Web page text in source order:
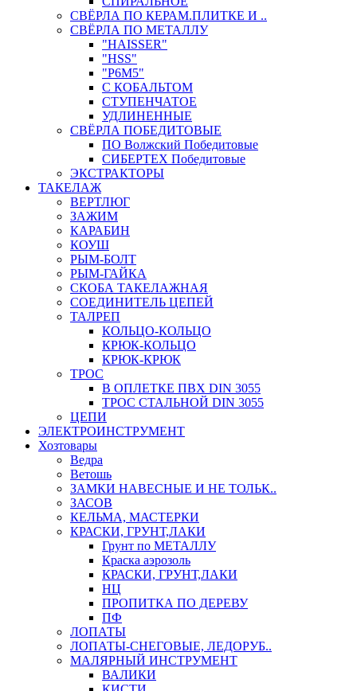
СВЁРЛА ПО КЕРАМ.ПЛИТКЕ И ..
СВЁРЛА ПО МЕТАЛЛУ
"HAISSER"
"HSS"
"Р6М5"
С КОБАЛЬТОМ
СТУПЕНЧАТОЕ
УДЛИНЕННЫЕ
СВЁРЛА ПОБЕДИТОВЫЕ
ПО Волжский Победитовые
СИБЕРТЕХ Победитовые
ЭКСТРАКТОРЫ
ТАКЕЛАЖ
ВЕРТЛЮГ
ЗАЖИМ
КАРАБИН
КОУШ
РЫМ-БОЛТ
РЫМ-ГАЙКА
СКОБА ТАКЕЛАЖНАЯ
СОЕДИНИТЕЛЬ ЦЕПЕЙ
ТАЛРЕП
КОЛЬЦО-КОЛЬЦО
КРЮК-КОЛЬЦО
КРЮК-КРЮК
ТРОС
В ОПЛЕТКЕ ПВХ DIN 3055
ТРОС СТАЛЬНОЙ DIN 3055
ЦЕПИ
ЭЛЕКТРОИНСТРУМЕНТ
Хозтовары
Ведра
Ветошь
ЗАМКИ НАВЕСНЫЕ И НЕ ТОЛЬК..
ЗАСОВ
КЕЛЬМА, МАСТЕРКИ
КРАСКИ, ГРУНТ,ЛАКИ
Грунт по МЕТАЛЛУ
Краска аэрозоль
КРАСКИ, ГРУНТ,ЛАКИ
НЦ
ПРОПИТКА ПО ДЕРЕВУ
ПФ
ЛОПАТЫ
ЛОПАТЫ-СНЕГОВЫЕ, ЛЕДОРУБ..
МАЛЯРНЫЙ ИНСТРУМЕНТ
ВАЛИКИ